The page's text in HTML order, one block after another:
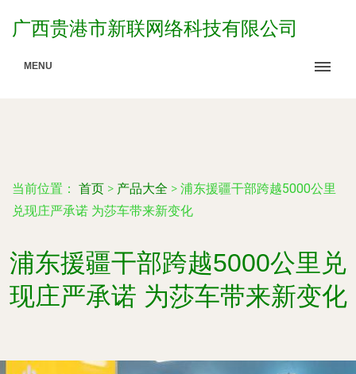
广西贵港市新联网络科技有限公司
MENU
当前位置： 首页 > 产品大全 > 浦东援疆干部跨越5000公里
兑现庄严承诺 为莎车带来新变化
浦东援疆干部跨越5000公里兑
现庄严承诺 为莎车带来新变化